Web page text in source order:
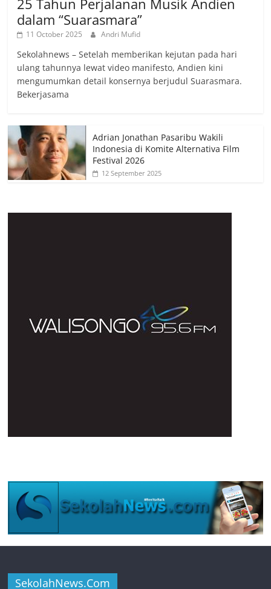
25 Tahun Perjalanan Musik Andien
dalam “Suarasmara”
11 October 2025 Andri Mufid
Sekolahnews – Setelah memberikan kejutan pada hari
ulang tahunnya lewat video manifesto, Andien kini
mengumumkan detail konsernya berjudul Suarasmara.
Bekerjasama
Adrian Jonathan Pasaribu Wakili
Indonesia di Komite Alternativa Film
Festival 2026
12 September 2025
SekolahNews.Com